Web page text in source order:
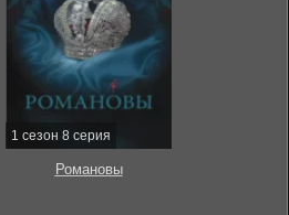
1 сезон 8 серия
Романовы